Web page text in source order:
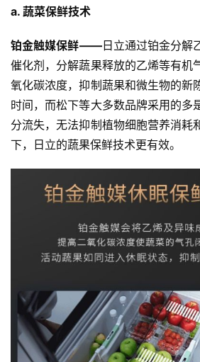
a. 蔬菜保鲜技术
铂金触媒保鲜——日立通过铂金分解
催化剂，分解蔬果释放的乙烯等有机
氧化碳浓度，抑制蔬果和微生物的新
时间，而松下等大多数品牌采用的多
分流失，无法抑制植物细胞营养消耗
下，日立的蔬果保鲜技术更有效。